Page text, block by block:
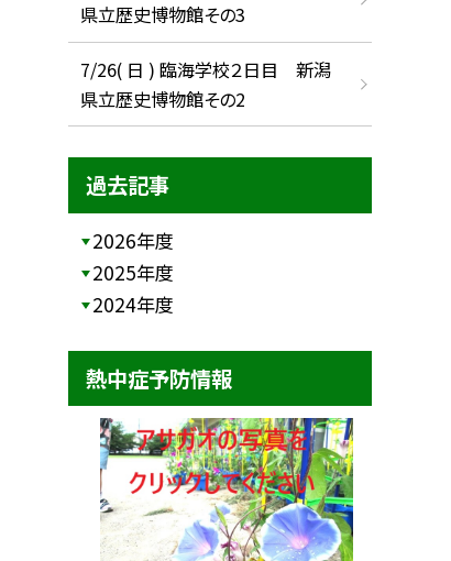
県立歴史博物館その3
7/26( 日 ) 臨海学校２日目 新潟
県立歴史博物館その2
過去記事
2026年度
2025年度
2024年度
熱中症予防情報